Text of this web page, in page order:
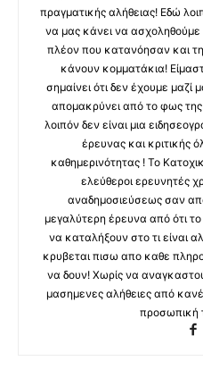
πραγματικής αλήθειας! Εδώ
να μας κάνει να ασχοληθούμε
πλέον που κατανόησαν και
κάνουν κομματάκια!
σημαίνει ότι δεν έχουμε
απομακρύνει από το φως
λοιπόν δεν είναι μια
έρευνας και κριτικής
καθημερινότητας ! Το
ελεύθεροι ερευνητές
αναδημοσιεύσεως σαν
μεγαλύτερη έρευνα από ότι
να καταλήξουν στο τι είναι
κρυβεται πισω απο καθε
να δουν! Χωρίς να
μασημενες αλήθειες από
προσωπική